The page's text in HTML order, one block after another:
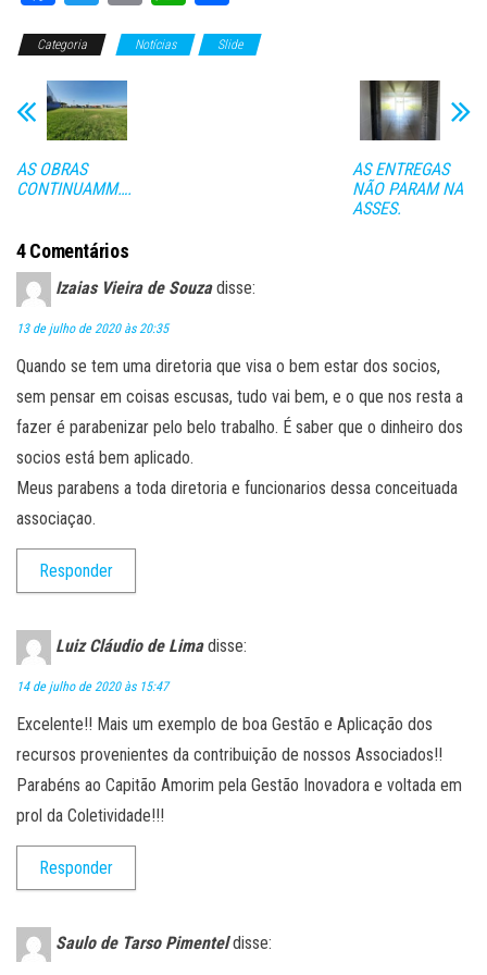
bo
ok
tt
er
ail ts m
Categoria Notícias Slide
AS OBRAS
CONTINUAMM….
AS ENTREGAS
NÃO PARAM NA
ASSES.
4 Comentários
Izaias Vieira de Souza disse:
13 de julho de 2020 às 20:35
Quando se tem uma diretoria que visa o bem estar dos socios,
sem pensar em coisas escusas, tudo vai bem, e o que nos resta a
fazer é parabenizar pelo belo trabalho. É saber que o dinheiro dos
socios está bem aplicado.
Meus parabens a toda diretoria e funcionarios dessa conceituada
associaçao.
Responder
Luiz Cláudio de Lima disse:
14 de julho de 2020 às 15:47
Excelente!! Mais um exemplo de boa Gestão e Aplicação dos
recursos provenientes da contribuição de nossos Associados!!
Parabéns ao Capitão Amorim pela Gestão Inovadora e voltada em
prol da Coletividade!!!
Responder
Saulo de Tarso Pimentel disse: